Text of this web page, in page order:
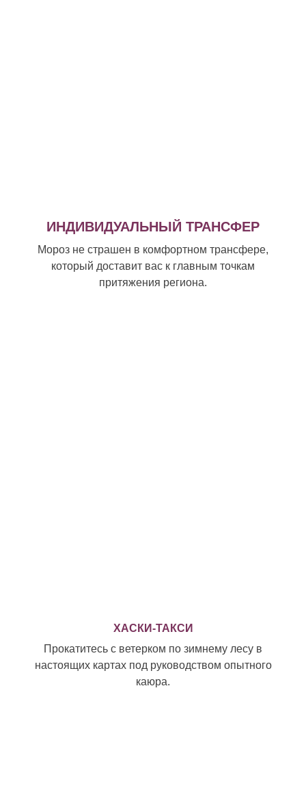
ИНДИВИДУАЛЬНЫЙ ТРАНСФЕР
Мороз не страшен в комфортном трансфере,
который доставит вас к главным точкам
притяжения региона.
ХАСКИ-ТАКСИ
Прокатитесь с ветерком по зимнему лесу в
настоящих картах под руководством опытного
каюра.